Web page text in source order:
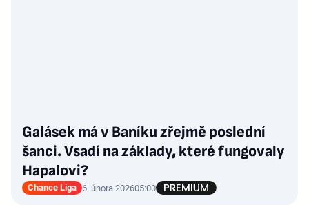
Galásek má v Baníku zřejmě poslední
šanci. Vsadí na základy, které fungovaly
Hapalovi?
Chance Liga 6. února 202605:00